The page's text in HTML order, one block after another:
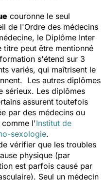
couronne le seul
de l'Ordre des médecins
le Diplôme Inter
titre peut être mentionné
s'étend sur 3
variés, qui maîtrisent le
Les autres diplômes
sérieux. Les diplômes
assurent toutefois
par des médecins ou
comme l'Institut de
sexologie.
vérifier que les troubles
physique (par
est parfois causé par
Seul un médecin